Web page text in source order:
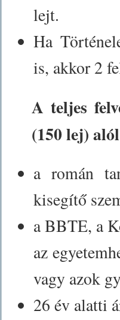
lejt.
Ha
is, akkor 2
A teljes
(150 lej)
a román
kisegítő
a BBTE, a
az
vagy azok
26 év alatti